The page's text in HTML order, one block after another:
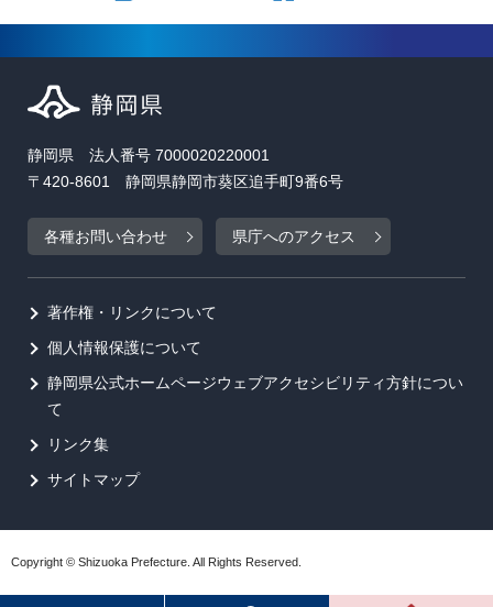
静岡県 法人番号 7000020220001
〒420-8601 静岡県静岡市葵区追手町9番6号
各種お問い合わせ 県庁へのアクセス
著作権・リンクについて
個人情報保護について
静岡県公式ホームページウェブアクセシビリティ方針につい
て
リンク集
サイトマップ
Copyright © Shizuoka Prefecture. All Rights Reserved.